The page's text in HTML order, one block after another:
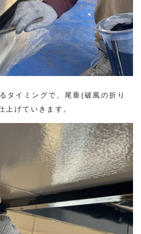
タイミングで、尾垂(破風の折り
上げていきます。